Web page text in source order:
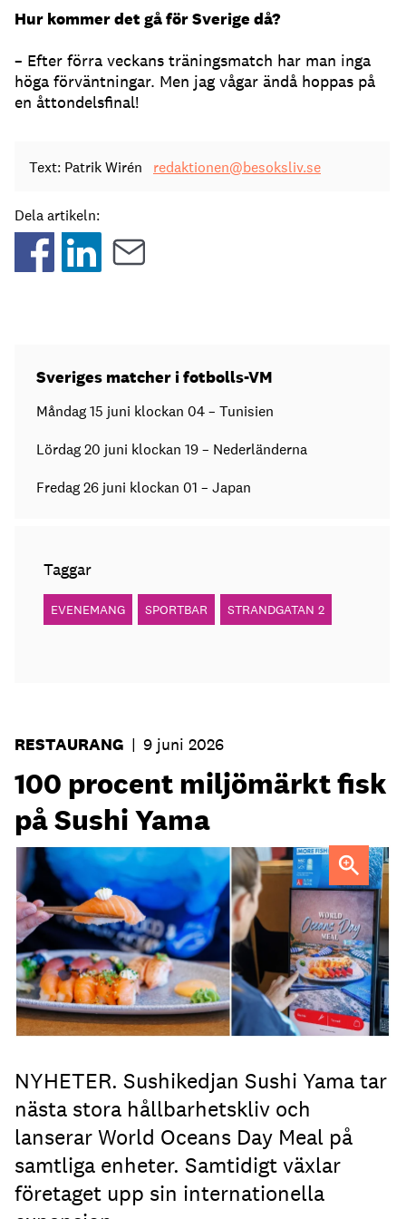
Hur kommer det gå för Sverige då?
– Efter förra veckans träningsmatch har man inga
höga förväntningar. Men jag vågar ändå hoppas på
en åttondelsfinal!
Text: Patrik Wirén redaktionen@besoksliv.se
Dela artikeln:
Sveriges matcher i fotbolls-VM
Måndag 15 juni klockan 04 – Tunisien
Lördag 20 juni klockan 19 – Nederländerna
Fredag 26 juni klockan 01 – Japan
Taggar
EVENEMANG SPORTBAR STRANDGATAN 2
RESTAURANG | 9 juni 2026
100 procent miljömärkt fisk
på Sushi Yama
NYHETER. Sushikedjan Sushi Yama tar
nästa stora hållbarhetskliv och
lanserar World Oceans Day Meal på
samtliga enheter. Samtidigt växlar
företaget upp sin internationella